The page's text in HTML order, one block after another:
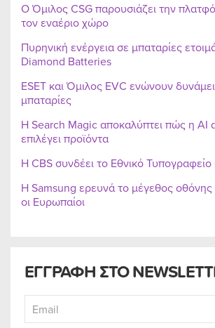
ΕΓΓΡΑΦΗ ΣΤΟ
Ο Όμιλος CSG παρουσιάζει την
τον εναέριο χώρο
Πυρηνική ενέργεια σε μπαταρίες
Diamond Batteries
ESET και Όμιλος EVC ενώνουν
μπαταρίες
Η Search Magic αποκαλύπτει πώς η AI
επιλέγει προϊόντα
Η CBS συνδέει το Εθνικό
Η Samsung ερευνά το μέγεθος
οι Ευρωπαίοι